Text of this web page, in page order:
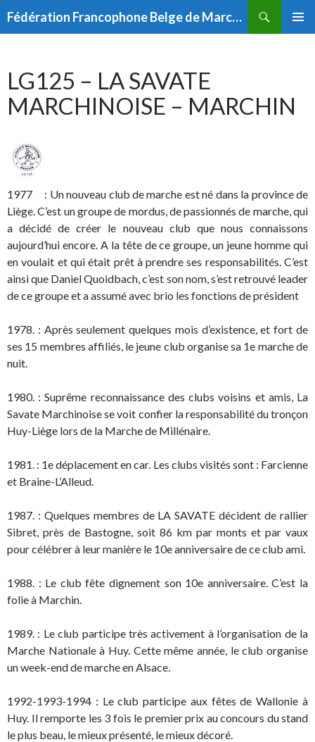
au
Fédération Francophone Belge de Marches Populaires (FFBMP)
LG125 – LA SAVATE
MARCHINOISE – MARCHIN
1977 : Un nouveau club de marche est né dans la province de
Liège. C’est un groupe de mordus, de passionnés de marche, qui
a décidé de créer le nouveau club que nous connaissons
aujourd’hui encore. A la tête de ce groupe, un jeune homme qui
en voulait et qui était prêt à prendre ses responsabilités. C’est
ainsi que Daniel Quoidbach, c’est son nom, s’est retrouvé leader
de ce groupe et a assumé avec brio les fonctions de président
1978. : Après seulement quelques mois d’existence, et fort de
ses 15 membres affiliés, le jeune club organise sa 1e marche de
nuit.
1980. : Suprême reconnaissance des clubs voisins et amis, La
Savate Marchinoise se voit confier la responsabilité du tronçon
Huy-Liège lors de la Marche de Millénaire.
1981. : 1e déplacement en car. Les clubs visités sont : Farcienne
et Braine-L’Alleud.
1987. : Quelques membres de LA SAVATE décident de rallier
Sibret, près de Bastogne, soit 86 km par monts et par vaux
pour célébrer à leur manière le 10e anniversaire de ce club ami.
1988. : Le club fête dignement son 10e anniversaire. C’est la
folie à Marchin.
1989. : Le club participe très activement à l’organisation de la
Marche Nationale à Huy. Cette même année, le club organise
un week-end de marche en Alsace.
1992-1993-1994 : Le club participe aux fêtes de Wallonie à
Huy. Il remporte les 3 fois le premier prix au concours du stand
le plus beau, le mieux présenté, le mieux décoré.